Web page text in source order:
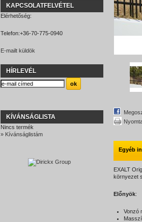
KAPCSOLATFELVÉTEL
Elérhetőség:
Telefon:+36-70-775-0940
E-mailt küldök
HÍRLEVÉL
KÍVÁNSÁGLISTA
Nincs termék
» Kívánságlistám
Egyéb
EXALT
környezet
Előnyök:
Vonzó